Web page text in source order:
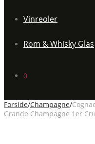
Vinreoler
Rom & Whisky Glas
0
Forside/Champagne/
Grande Champagne 1er